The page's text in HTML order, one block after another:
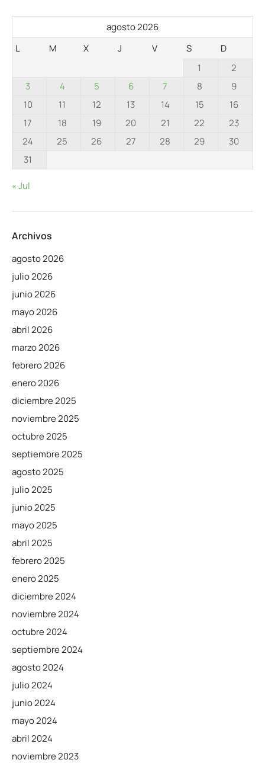
agosto 2026
L
M X J V S
D
1
2
3
4 5 6 7 8
9
10
11 12 13 14 15
16
17
18 19 20 21 22
23
24
25 26 27 28 29
30
31
« Jul
Archivos
agosto 2026
julio 2026
junio 2026
mayo 2026
abril 2026
marzo 2026
febrero 2026
enero 2026
diciembre 2025
noviembre 2025
octubre 2025
septiembre 2025
agosto 2025
julio 2025
junio 2025
mayo 2025
abril 2025
febrero 2025
enero 2025
diciembre 2024
noviembre 2024
octubre 2024
septiembre 2024
agosto 2024
julio 2024
junio 2024
mayo 2024
abril 2024
noviembre 2023